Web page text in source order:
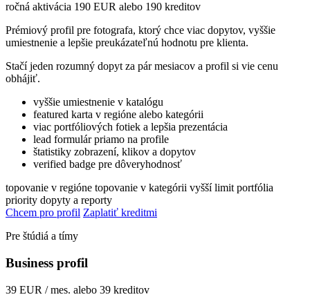
ročná aktivácia 190 EUR alebo 190 kreditov
Prémiový profil pre fotografa, ktorý chce viac dopytov, vyššie
umiestnenie a lepšie preukázateľnú hodnotu pre klienta.
Stačí jeden rozumný dopyt za pár mesiacov a profil si vie cenu
obhájiť.
vyššie umiestnenie v katalógu
featured karta v regióne alebo kategórii
viac portfóliových fotiek a lepšia prezentácia
lead formulár priamo na profile
štatistiky zobrazení, klikov a dopytov
verified badge pre dôveryhodnosť
topovanie v regióne topovanie v kategórii vyšší limit portfólia
priority dopyty a reporty
Chcem pro profil Zaplatiť kreditmi
Pre štúdiá a tímy
Business profil
39 EUR / mes. alebo 39 kreditov